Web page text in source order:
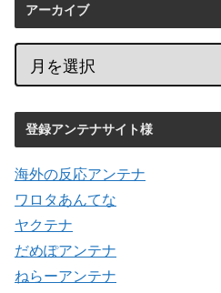
アーカイブ
登録アンテナサイト様
海外の反応アンテナ
ワロタあんてな
ヤクテナ
だめぽアンテナ
ねらーアンテナ